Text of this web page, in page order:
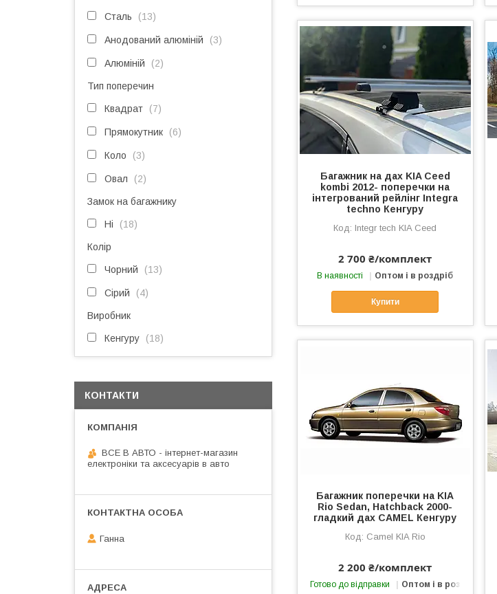
Багажник на дах KIA Ceed
kombi 2012- поперечки на
інтегрований рейлінг Integra
techno Кенгуру
Integr tech KIA Ceed
2 700 ₴/комплект
В наявності Оптом і в роздріб
Купити
Багажник поперечки на KIA
Rio Sedan, Hatchback 2000-
гладкий дах CAMEL Кенгуру
Camel KIA Rio
2 200 ₴/комплект
Готово до відправки Оптом і в роздріб
Сталь 13
Анодований алюміній 3
Алюміній 2
Тип поперечин
Квадрат 7
Прямокутник 6
Коло 3
Овал 2
Замок на багажнику
Ні 18
Колір
Чорний 13
Сірий 4
Виробник
Кенгуру 18
КОНТАКТИ
ВСЕ В АВТО - інтернет-магазин
електроніки та аксесуарів в авто
Ганна